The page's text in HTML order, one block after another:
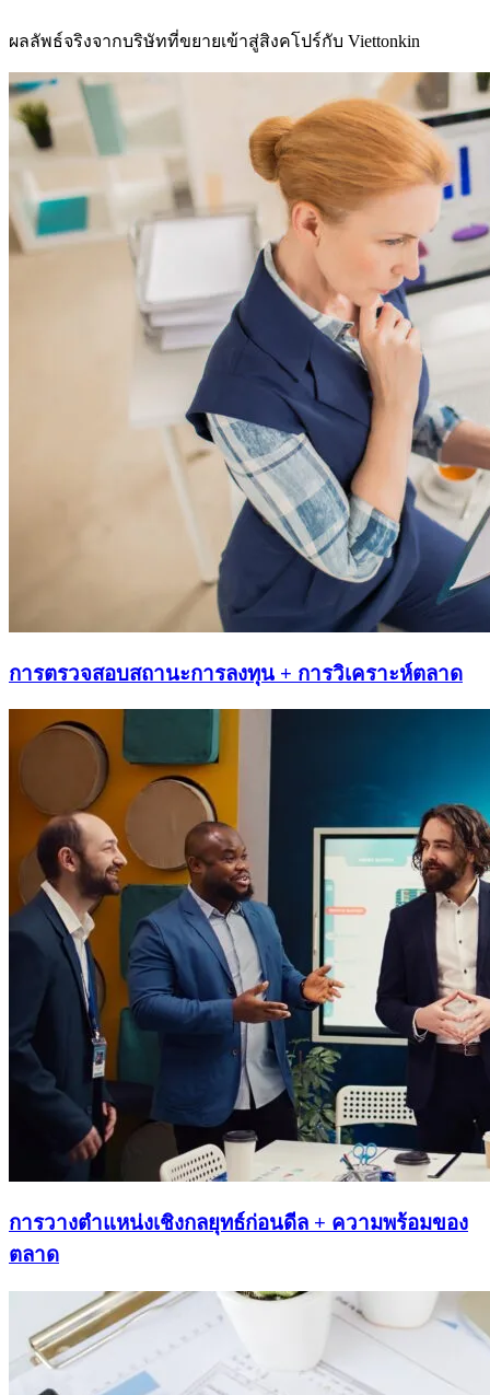
ผลลัพธ์จริงจากบริษัทที่ขยายเข้าสู่สิงคโปร์กับ Viettonkin
การตรวจสอบสถานะการลงทุน + การวิเคราะห์ตลาด
การวางตำแหน่งเชิงกลยุทธ์ก่อนดีล + ความพร้อมของ
ตลาด